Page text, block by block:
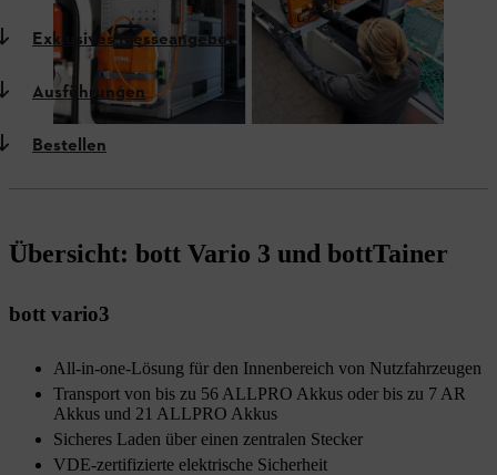
Exklusives Messeangebot
Ausführungen
Bestellen
Übersicht: bott Vario 3 und bottTainer
bott vario3
All-in-one-Lösung für den Innenbereich von Nutzfahrzeugen
Transport von bis zu 56 ALLPRO Akkus oder bis zu 7 AR
Akkus und 21 ALLPRO Akkus
Sicheres Laden über einen zentralen Stecker
VDE-zertifizierte elektrische Sicherheit